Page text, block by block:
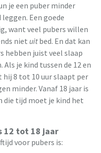
je een puber minder
Een goede
want veel pubers willen
niet uitbed. En dat kan
hebben juist veel slaap
Als je kind tussen de 12 en
hij 8 tot 10 uur slaapt per
minder. Vanaf 18 jaar is
die tijd moet je kind het
12 tot 18 jaar
voor pubers is: